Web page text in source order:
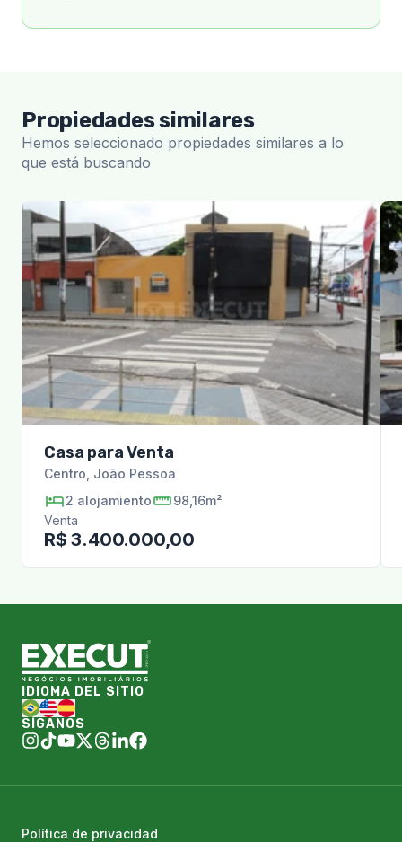
Propiedades similares
Hemos seleccionado propiedades similares a lo
que está buscando
Casa para Venta
Centro João Pessoa
2 alojamiento
98,16m²
Venta
R$ 3.400.000,00
IDIOMA DEL SITIO
SÍGANOS
Política de privacidad